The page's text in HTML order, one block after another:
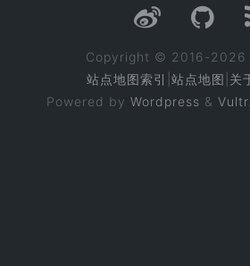
Copyright © 2016-2026
站点地图索引 站点地图 关
Powered by Wordpress & Vultr